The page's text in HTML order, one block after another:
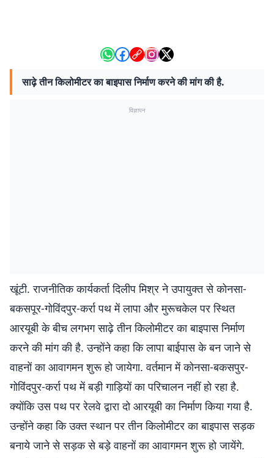
साढ़े तीन किलोमीटर का बाइपास निर्माण करने की मांग की है.
विज्ञापन
खूंटी. राजनीतिक कार्यकर्ता दिलीप मिश्र ने उपायुक्त से कोनसा-
बकसपूर-गोविंदपुर-कर्रा पथ में लापा और मुरूचकेल पर स्थित
आरयूबी के बीच लगभग साढ़े तीन किलोमीटर का बाइपास निर्माण
करने की मांग की है. उन्होंने कहा कि लापा बाईपास के बन जाने से
वाहनों का आवागमन शुरू हो जायेगा. वर्तमान में कोनसा-बकसपुर-
गोविंदपुर-कर्रा पथ में बड़ी गाड़ियों का परिचालन नहीं हो रहा है.
क्योंकि उस पथ पर रेलवे द्वारा दो आरयूबी का निर्माण किया गया है.
उन्होंने कहा कि उक्त स्थान पर तीन किलोमीटर का बाइपास सड़क
बनाये जाने से सड़क से बड़े वाहनों का आवागमन शुरू हो जायेंगे.